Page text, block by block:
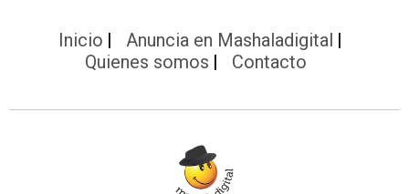
Inicio
Anuncia en Mashaladigital
Quienes somos
Contacto